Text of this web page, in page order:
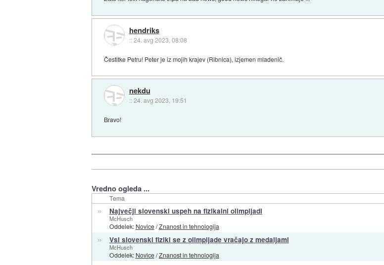
hendriks
::24. avg 2023, 08:08
Čestitke Petru! Peter je iz mojih krajev (Ribnica), izjemen mladenič.
nekdu
::24. avg 2023, 19:51
Bravo!
Vredno ogleda ...
Tema
» Največji slovenski uspeh na fizikalni olimpijadi
McHusch
Oddelek: Novice/Znanost in tehnologija
» Vsi slovenski fiziki se z olimpijade vračajo z medaljami
McHusch
Oddelek: Novice/Znanost in tehnologija